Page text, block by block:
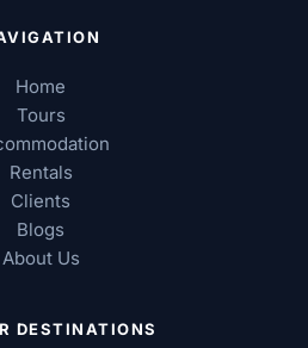
Home
Tours
Rentals
Clients
Blogs
About Us
DESTINATIONS